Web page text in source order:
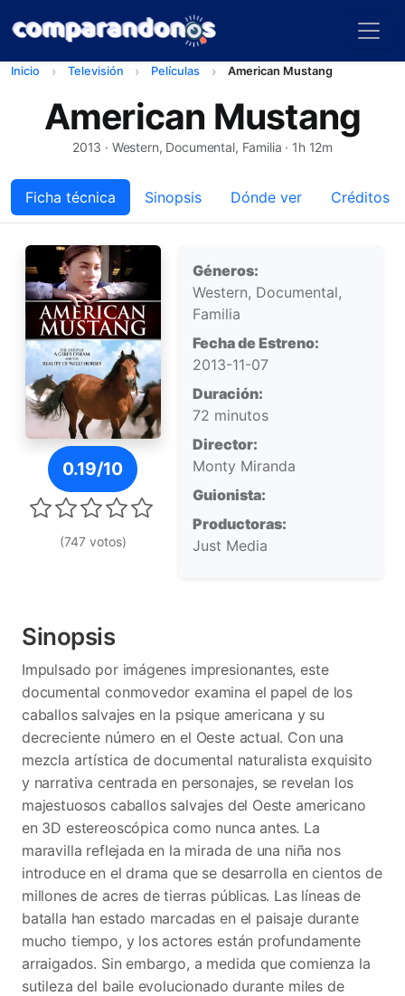
Inicio Televisión Películas American Mustang
American Mustang
2013 · Western, Documental, Familia · 1h 12m
Ficha técnica Sinopsis Dónde ver Créditos
Ficha técnica
Póster de American Mustang
0.19/10
(747 votos)
Géneros:
Western, Documental,
Familia
Fecha de Estreno:
2013-11-07
Duración:
72 minutos
Director:
Monty Miranda
Guionista:
Productoras:
Just Media
Sinopsis
Impulsado por imágenes impresionantes, este
documental conmovedor examina el papel de los
caballos salvajes en la psique americana y su
decreciente número en el Oeste actual. Con una
mezcla artística de documental naturalista exquisito
y narrativa centrada en personajes, se revelan los
majestuosos caballos salvajes del Oeste americano
en 3D estereoscópica como nunca antes. La
maravilla reflejada en la mirada de una niña nos
introduce en el drama que se desarrolla en cientos de
millones de acres de tierras públicas. Las líneas de
batalla han estado marcadas en el paisaje durante
mucho tiempo, y los actores están profundamente
arraigados. Sin embargo, a medida que comienza la
sutileza del baile evolucionado durante miles de